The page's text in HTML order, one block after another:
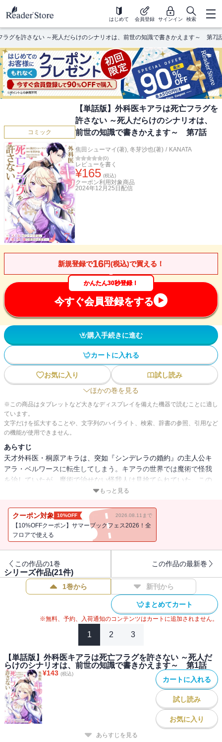
はじめて 会員登録 サインイン 検索
ラグを許さない ～死人だらけのシナリオは、前世の知識で書きかえます～ 第7話
コミック
【単話版】外科医キアラは死亡フラグを
許さない ～死人だらけのシナリオは、
前世の知識で書きかえます～ 第7話
焦田シューマイ(著), 冬芽沙也(著) / KANATA
(0)
レビューを書く
¥165 (税込)
クーポン利用対象商品
2024年12月25日 配信
新規登録で16円(税込)で買える！
かんたん30秒登録！
今すぐ会員登録をする
購入手続きに進む
カートに入れる
お気に入り
試し読み
ほかの巻を見る
※この商品はタブレットなど大きなディスプレイを備えた機器で読むことに適し
ています。
文字だけを拡大することや、文字列のハイライト、検索、辞書の参照、引用など
の機能が使用できません。
あらすじ
天才外科医・桐原アキラは、突如『シンデレラの婚約』の主人公キ
アラ・ベルワースに転生してしまう。キアラの世界では魔術で怪我
を治していたが、魔術で治せない怪我人は見捨てられていた。この
国の医療体制を見直したい王子・セシルのプロポーズとバックアッ
は相棒のような関係の王子だったが、だんだんお互い惹かれていっ
て――。医療改革で国を救う、転生医療ファンタジー。
もっと見る
クーポン対象 10%OFF 2026.08.11まで
【10%OFFクーポン】サマーブックフェス2026！全
フロアで使える
この作品の1巻 この作品の最新巻
シリーズ作品(21件)
1巻から 新刊から
まとめてカート
※無料、予約、入荷通知のコンテンツはカートに追加されません。
1 2 3
【単話版】外科医キアラは死亡フラグを許さない ～死人だ
らけのシナリオは、前世の知識で書きかえます～ 第1話
¥143 (税込)
カートに入れる
試し読み
お気に入り
あらすじを見る